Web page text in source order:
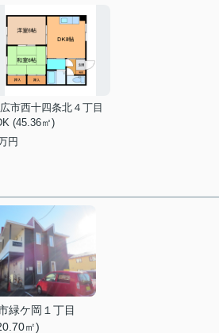
市西十四条北４丁目
(45.36㎡)
円
緑ケ岡１丁目
㎡)